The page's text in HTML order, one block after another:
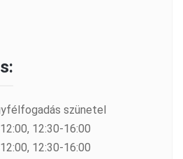
szünetel
12:30-16:00
12:30-16:00